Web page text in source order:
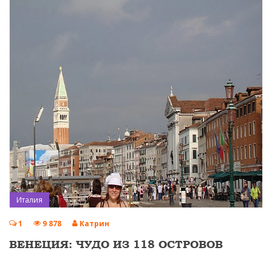
Италия
1 9 878 Катрин
ВЕНЕЦИЯ: ЧУДО ИЗ 118 ОСТРОВОВ